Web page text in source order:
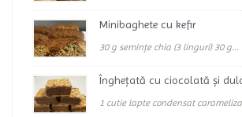
Minibaghete cu kefir
30 g semințe chia (3 linguri) 30 g...
Înghețată cu ciocolată și
1 cutie lapte condensat